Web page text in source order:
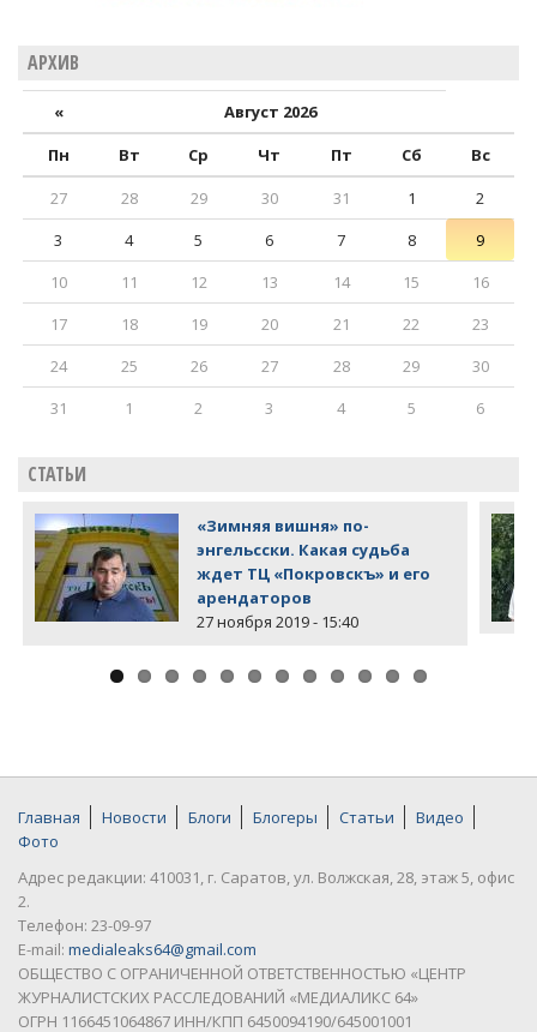
АРХИВ
«
Август 2026
Пн
Вт Ср Чт Пт Сб
Вс
27
28 29 30 31 1
2
3
4 5 6 7 8
9
10
11 12 13 14 15
16
17
18 19 20 21 22
23
24
25 26 27 28 29
30
31
1 2 3 4 5 6
СТАТЬИ
«Зимняя вишня» по-
энгельсски. Какая судьба
ждет ТЦ «Покровскъ» и его
арендаторов
27 ноября 2019 - 15:40
Главная Новости Блоги Блогеры Статьи
Видео
Фото
Адрес редакции: 410031, г. Саратов, ул. Волжская, 28, этаж 5, офис
2.
Телефон: 23-09-97
E-mail: medialeaks64@gmail.com
ОБЩЕСТВО С ОГРАНИЧЕННОЙ ОТВЕТСТВЕННОСТЬЮ «ЦЕНТР
ЖУРНАЛИСТСКИХ РАССЛЕДОВАНИЙ «МЕДИАЛИКС 64»
ОГРН 1166451064867 ИНН/КПП 6450094190/645001001